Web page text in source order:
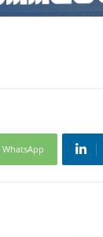
WhatsApp